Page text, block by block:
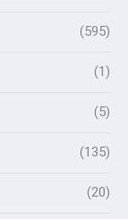
(595)
(1)
(5)
(135)
(20)